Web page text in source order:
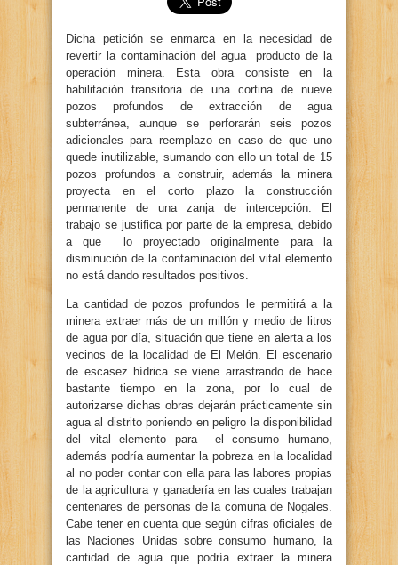
Dicha petición se enmarca en la necesidad de
revertir la contaminación del agua producto de la
operación minera. Esta obra consiste en la
habilitación transitoria de una cortina de nueve
pozos profundos de extracción de agua
subterránea, aunque se perforarán seis pozos
adicionales para reemplazo en caso de que uno
quede inutilizable, sumando con ello un total de 15
pozos profundos a construir, además la minera
proyecta en el corto plazo la construcción
permanente de una zanja de intercepción. El
trabajo se justifica por parte de la empresa, debido
a que lo proyectado originalmente para la
disminución de la contaminación del vital elemento
no está dando resultados positivos.
La cantidad de pozos profundos le permitirá a la
minera extraer más de un millón y medio de litros
de agua por día, situación que tiene en alerta a los
vecinos de la localidad de El Melón. El escenario
de escasez hídrica se viene arrastrando de hace
bastante tiempo en la zona, por lo cual de
autorizarse dichas obras dejarán prácticamente sin
agua al distrito poniendo en peligro la disponibilidad
del vital elemento para el consumo humano,
además podría aumentar la pobreza en la localidad
al no poder contar con ella para las labores propias
de la agricultura y ganadería en las cuales trabajan
centenares de personas de la comuna de Nogales.
Cabe tener en cuenta que según cifras oficiales de
las Naciones Unidas sobre consumo humano, la
cantidad de agua que podría extraer la minera